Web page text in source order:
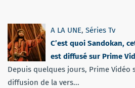
A LA UNE, Séries Tv
C’est quoi Sandokan,
est diffusé sur Prime
Depuis quelques jours, Prime Vidéo
diffusion de la vers...